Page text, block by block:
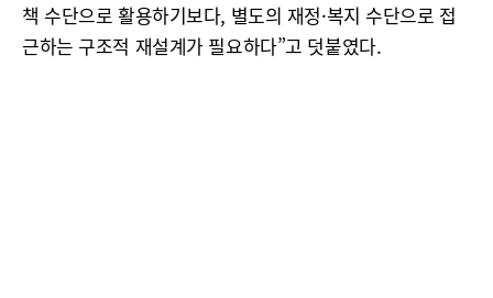
책 수단으로 활용하기보다, 별도의 재정·복지 수단으로 접
근하는 구조적 재설계가 필요하다”고 덧붙였다.